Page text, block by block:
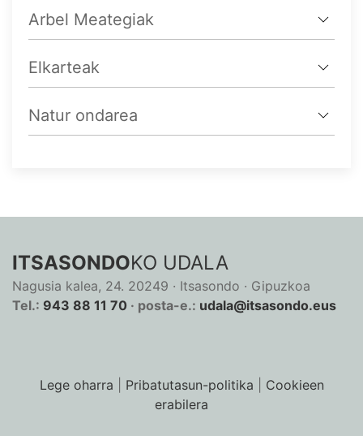
Arbel Meategiak
Elkarteak
Natur ondarea
ITSASONDOKO UDALA
Nagusia kalea, 24. 20249 · Itsasondo · Gipuzkoa
Tel.: 943 88 11 70 · posta-e.: udala@itsasondo.eus
Lege oharra Pribatutasun-politika
Cookieen
erabilera